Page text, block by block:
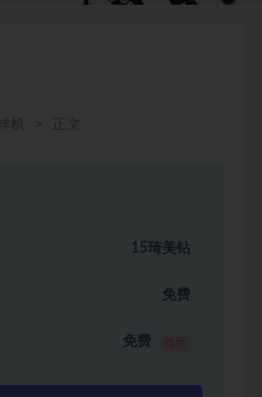
15琦美钻
免费
免费